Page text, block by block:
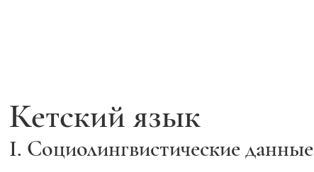
Кетский язык
I. Социолингвистические данные